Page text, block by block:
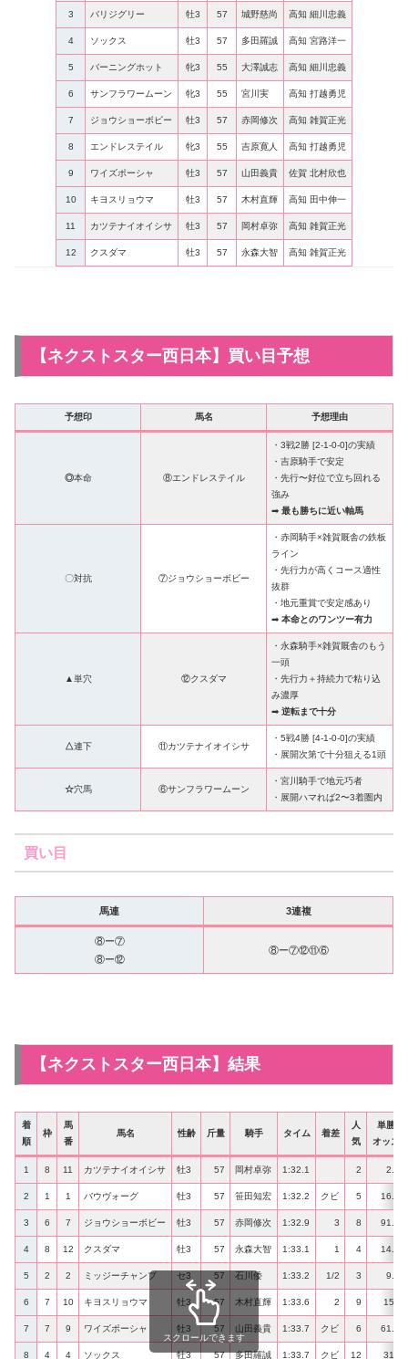
3 バリジグリー 牡3 57 城野慈尚 高知 細川忠義
4 ソックス 牡3 57 多田羅誠 高知 宮路洋一
5 バーニングホット 牝3 55 大澤誠志 高知 細川忠義
6 サンフラワームーン 牝3 55 宮川実 高知 打越勇児
7 ジョウショーボビー 牡3 57 赤岡修次 高知 雑賀正光
8 エンドレステイル 牝3 55 吉原寛人 高知 打越勇児
9 ワイズポーシャ 牡3 57 山田義貴 佐賀 北村欣也
10 キヨスリョウマ 牡3 57 木村直輝 高知 田中伸一
11 カツテナイオイシサ 牡3 57 岡村卓弥 高知 雑賀正光
12 クスダマ 牡3 57 永森大智 高知 雑賀正光
【ネクストスター西日本】買い目予想
予想印 馬名 予想理由
◎本命 ⑧エンドレステイル
・3戦2勝 [2-1-0-0]の実績
・吉原騎手で安定
・先行〜好位で立ち回れる
強み
➡最も勝ちに近い軸馬
〇対抗 ⑦ジョウショーボビー
・赤岡騎手×雑賀厩舎の鉄板
ライン
・先行力が高くコース適性
抜群
・地元重賞で安定感あり
➡本命とのワンツー有力
▲ 単穴 ⑫クスダマ
・永森騎手×雑賀厩舎のもう
一頭
・先行力＋持続力で粘り込
み濃厚
➡逆転まで十分
△連下 ⑪カツテナイオイシサ
・5戦4勝 [4-1-0-0]の実績
・展開次第で十分狙える1頭
☆穴馬 ⑥サンフラワームーン
・宮川騎手で地元巧者
・展開ハマれば2〜3着圏内
買い目
馬連 3連複
⑧ー⑦
⑧ー⑫
⑧ー⑦⑫⑪⑥
【ネクストスター西日本】結果
着
順
枠
馬
番
馬名 性齢 斤量 騎手 タイム 着差
人
気
単勝
オッズ
1 8 11 カツテナイオイシサ 牡3 57 岡村卓弥 1:32.1 2 2.9
2 1 1 バウヴォーグ 牡3 57 笹田知宏 1:32.2 クビ 5 16.6
3 6 7 ジョウショーボビー 牡3 57 赤岡修次 1:32.9 3 8 91.7
4 8 12 クスダマ 牡3 57 永森大智 1:33.1 1 4 14.6
5 2 2 ミッジーチャンプ セ3 57 石川倭 1:33.2 1/2 3 9.9
6 7 10 キヨスリョウマ 牡3 57 木村直輝 1:33.6 2 9 151
7 7 9 ワイズポーシャ 牡3 57 山田義貴 1:33.7 クビ 6 61.3
8 4 4 ソックス 牡3 57 多田羅誠 1:33.7 クビ 12 315
スクロールできます